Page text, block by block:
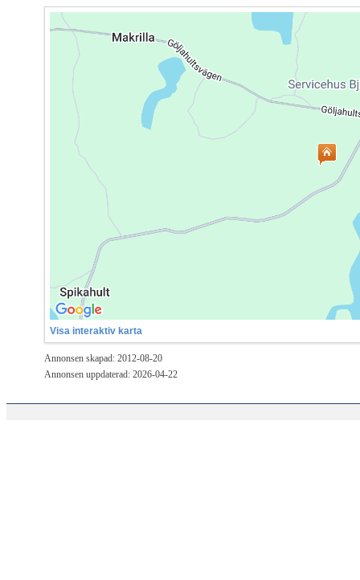
Visa interaktiv karta
Annonsen skapad: 2012-08-20
Annonsen uppdaterad: 2026-04-22